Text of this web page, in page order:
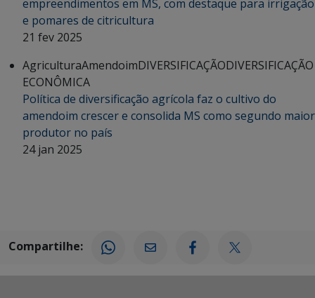
empreendimentos em MS, com destaque para irrigação
e pomares de citricultura
21 fev 2025
AgriculturaAmendoimDIVERSIFICAÇÃODIVERSIFICAÇÃO
ECONÔMICA
Política de diversificação agrícola faz o cultivo do
amendoim crescer e consolida MS como segundo maior
produtor no país
24 jan 2025
Compartilhe: